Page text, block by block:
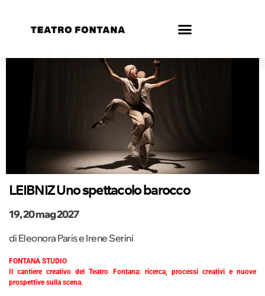
LEIBNIZ Uno spettacolo barocco
19, 20 mag 2027
di Eleonora Paris e Irene Serini
FONTANA STUDIO
Il cantiere creativo del Teatro Fontana: ricerca, processi creativi e nuove
prospettive sulla scena.